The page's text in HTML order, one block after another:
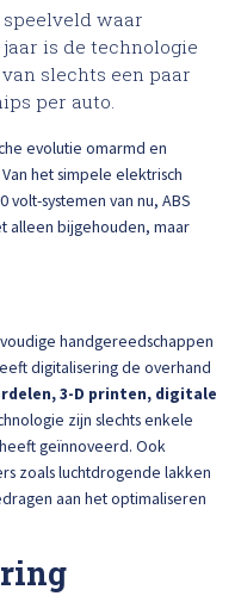
- 6611111
waar
is de technologie
slechts een paar
per auto.
evolutie omarmd en
het simpele elektrisch
volt-systemen van nu, ABS
alleen bijgehouden, maar
handgereedschappen
digitalisering de overhand
3-D printen, digitale
zijn slechts enkele
geïnnoveerd. Ook
zoals luchtdrogende lakken
aan het optimaliseren